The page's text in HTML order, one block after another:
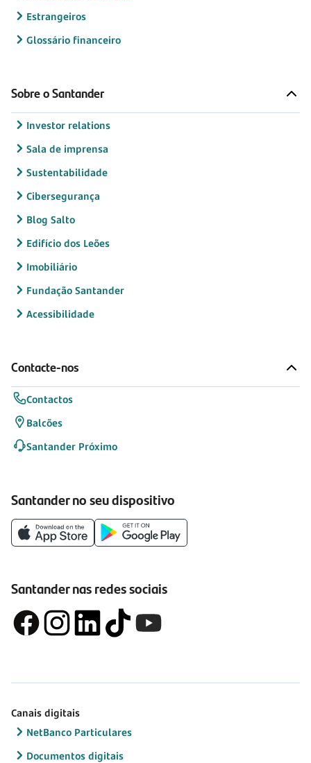
Estrangeiros
Glossário financeiro
Sobre o Santander
Investor relations
Sala de imprensa
Sustentabilidade
Cibersegurança
Blog Salto
Edifício dos Leões
Imobiliário
Fundação Santander
Acessibilidade
Contacte-nos
Contactos
Balcões
Santander Próximo
Santander no seu dispositivo
Santander nas redes sociais
Canais digitais
NetBanco Particulares
Documentos digitais